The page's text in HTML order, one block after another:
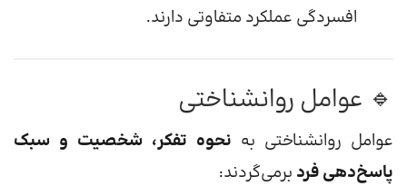
افسردگی عملکرد متفاوتی دارند.
🔹 عوامل روانشناختی
عوامل روانشناختی به نحوه تفکر، شخصیت و سبک
پاسخ‌دهی فرد برمی‌گردند: